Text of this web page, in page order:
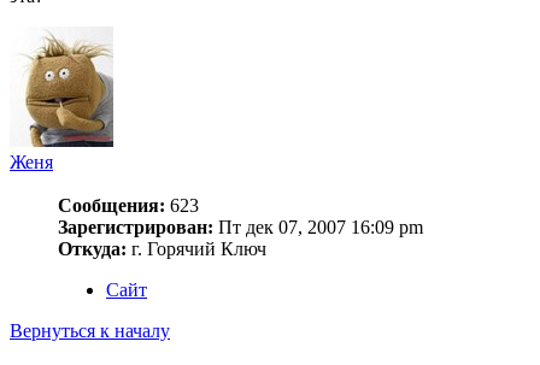
Женя
Сообщения: 623
Зарегистрирован: Пт дек 07, 2007 16:09 pm
Откуда: г. Горячий Ключ
Сайт
Вернуться к началу